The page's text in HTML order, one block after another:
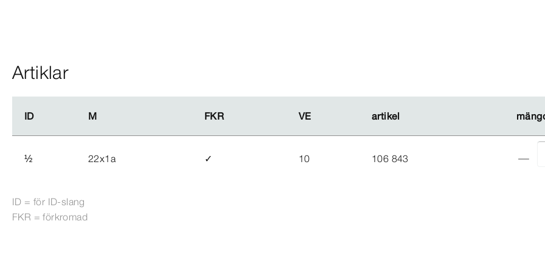
Artiklar
ID M FKR VE artikel
ID M FKR VE artikel
½ 22x1a ✓ 10 106 843
ID = för ID-​slang
FKR = förkromad